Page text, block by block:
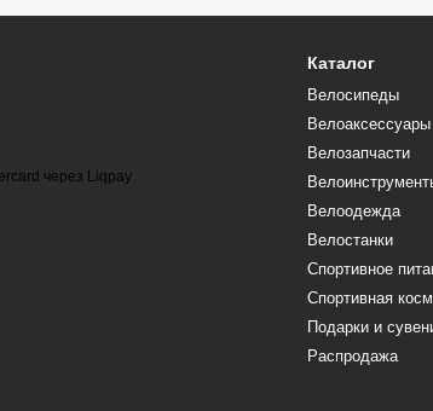
Каталог
Велосипеды
Велоаксессуары
Велозапчасти
Велоодежда
Велостанки
Спортивное
Спортивная
Подарки и
Распродажа